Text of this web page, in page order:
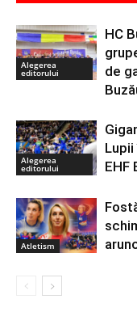
Alegerea
editorului
HC
de
Alegerea
editorului
EHF
Atletism